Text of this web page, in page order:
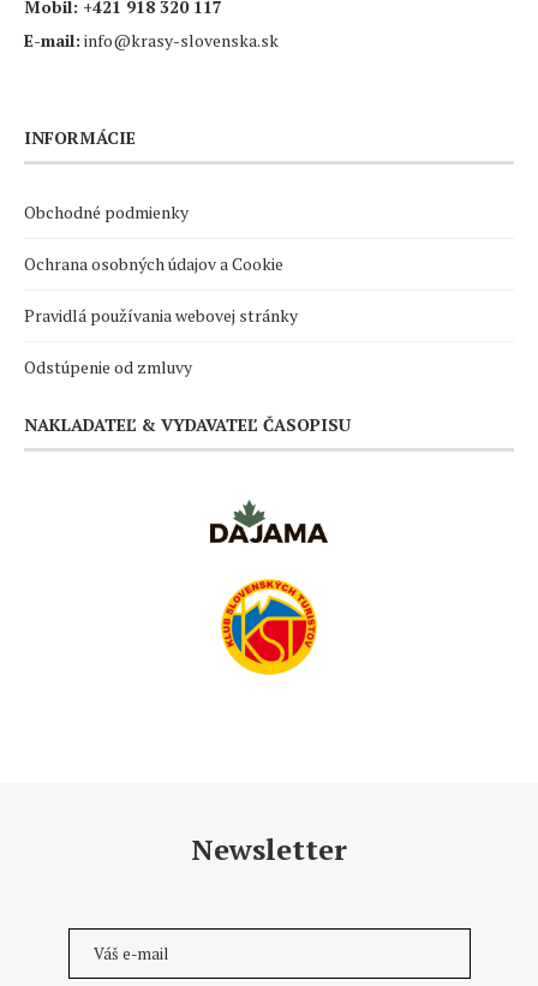
Mobil: +421 918 320 117
E-mail: info@krasy-slovenska.sk
INFORMÁCIE
Obchodné podmienky
Ochrana osobných údajov a Cookie
Pravidlá používania webovej stránky
Odstúpenie od zmluvy
NAKLADATEĽ & VYDAVATEĽ ČASOPISU
Newsletter